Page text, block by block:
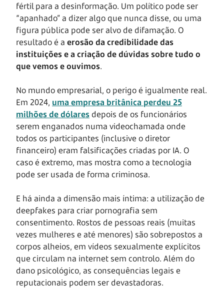
fértil para a desinformação. Um político pode ser
“apanhado” a dizer algo que nunca disse, ou uma
figura pública pode ser alvo de difamação. O
resultado é a erosão da credibilidade das
instituições e a criação de dúvidas sobre tudo o
que vemos e ouvimos.
No mundo empresarial, o perigo é igualmente real.
Em 2024, uma empresa britânica perdeu 25
milhões de dólares depois de os funcionários
serem enganados numa videochamada onde
todos os participantes (inclusive o diretor
financeiro) eram falsificações criadas por IA. O
caso é extremo, mas mostra como a tecnologia
pode ser usada de forma criminosa.
E há ainda a dimensão mais íntima: a utilização de
deepfakes para criar pornografia sem
consentimento. Rostos de pessoas reais (muitas
vezes mulheres e até menores) são sobrepostos a
corpos alheios, em vídeos sexualmente explícitos
que circulam na internet sem controlo. Além do
dano psicológico, as consequências legais e
reputacionais podem ser devastadoras.